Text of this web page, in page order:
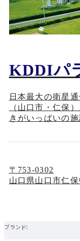
KDDIパ
日本最大の衛星
（山口市・仁保
きがいっぱいの施
〒753-0302
山口県山口市仁
ブランド